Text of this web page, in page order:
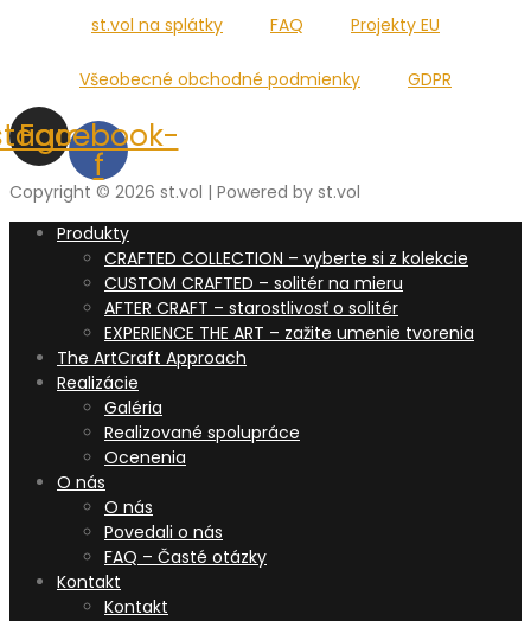
st.vol na splátky
FAQ Projekty EU
Všeobecné obchodné podmienky GDPR
Facebook-
f
Copyright © 2026 st.vol | Powered by st.vol
Produkty
CRAFTED COLLECTION – vyberte si z kolekcie
CUSTOM CRAFTED – solitér na mieru
AFTER CRAFT – starostlivosť o solitér
EXPERIENCE THE ART – zažite umenie tvorenia
The ArtCraft Approach
Realizácie
Galéria
Realizované spolupráce
Ocenenia
O nás
O nás
Povedali o nás
FAQ – Časté otázky
Kontakt
Kontakt